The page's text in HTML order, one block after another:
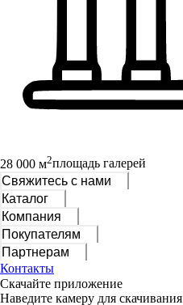
28 000 м2площадь галерей
Свяжитесь с нами
Каталог
Компания
Покупателям
Партнерам
Контакты
Скачайте приложение
Наведите камеру для скачивания